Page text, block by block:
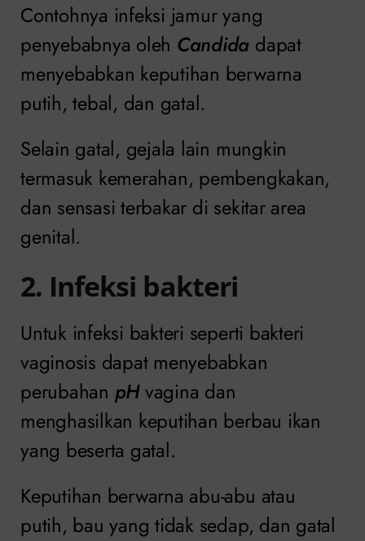
Contohnya infeksi jamur yang
penyebabnya oleh Candida dapat
menyebabkan keputihan berwarna
putih, tebal, dan gatal.
Selain gatal, gejala lain mungkin
termasuk kemerahan, pembengkakan,
dan sensasi terbakar di sekitar area
genital.
2. Infeksi bakteri
Untuk infeksi bakteri seperti bakteri
vaginosis dapat menyebabkan
perubahan pHvagina dan
menghasilkan keputihan berbau ikan
yang beserta gatal.
Keputihan berwarna abu-abu atau
putih, bau yang tidak sedap, dan gatal